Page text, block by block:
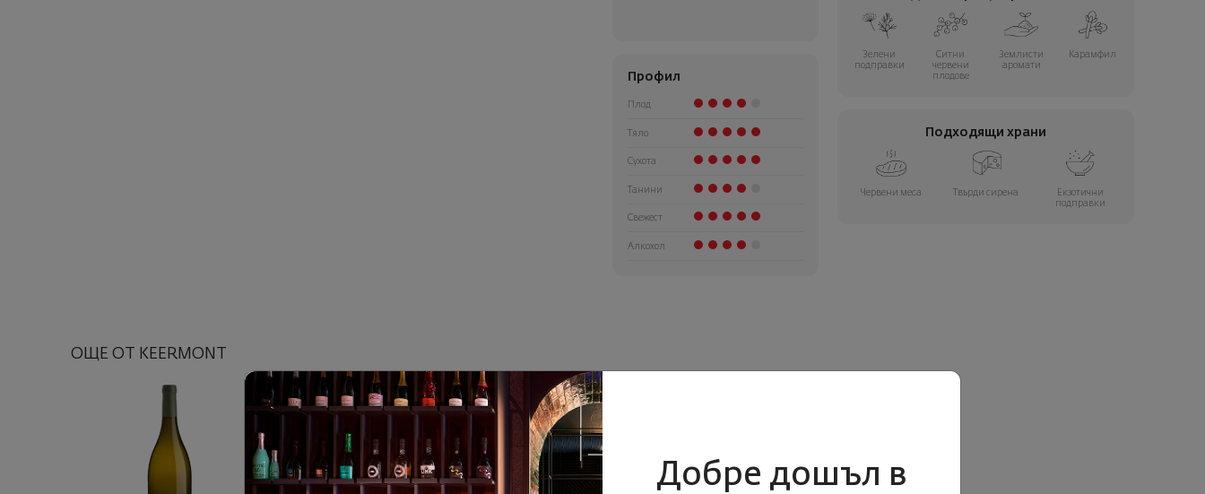
Профил
Плод
Тяло
Сухота
Танини
Свежест
Алкохол
Зелени
подправки
Ситни
червени
плодове
Землисти
аромати
Карамфил
Подходящи храни
Червени меса Твърди сирена
Екзотични
подправки
ОЩЕ ОТ KEERMONT
Добре дошъл в